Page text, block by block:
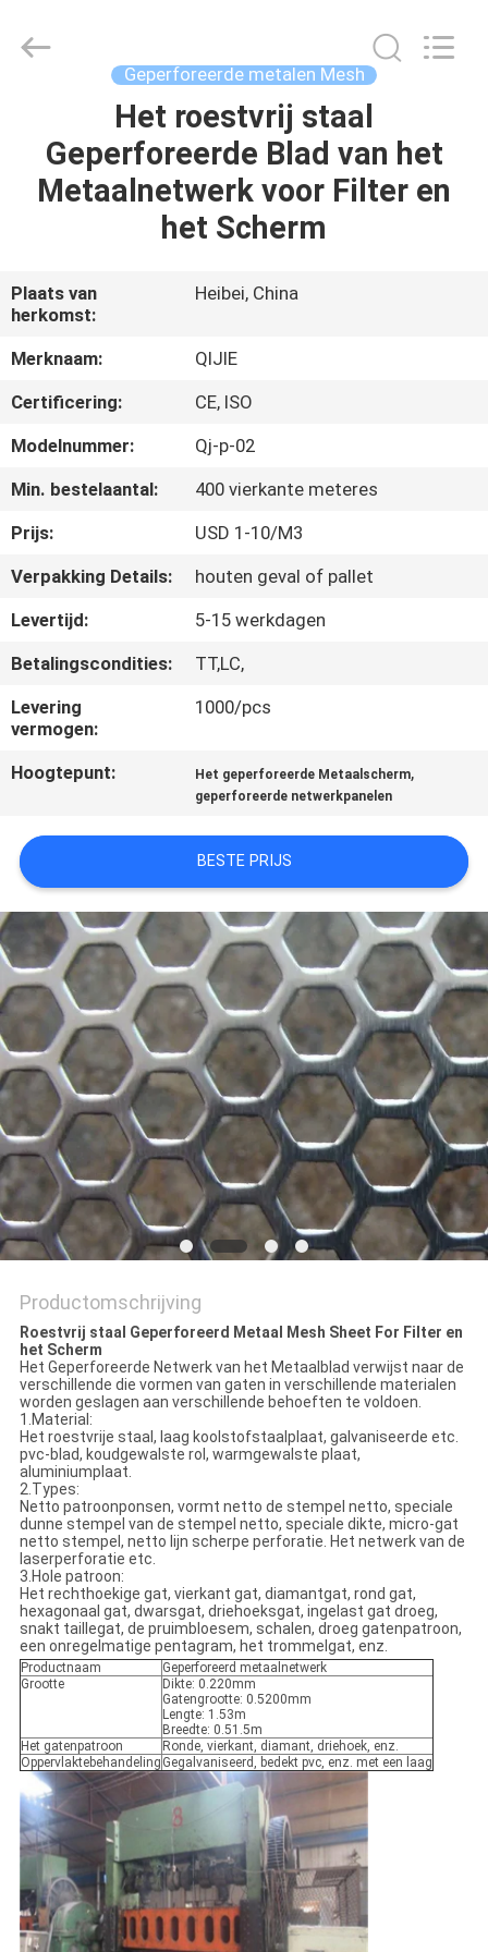
PRODUCTEN
ONS
FABRIEKSREIS
KWALITEITSCONTROLE
CONTACTEER
ONS
VERZOEK
CITAAT
SITEMAP
POLICY
Geperforeerde metalen Mesh
Het roestvrij staal
Geperforeerde Blad van het
Metaalnetwerk voor Filter en
het Scherm
Plaats van
herkomst:
Heibei, China
Merknaam:
QIJIE
Certificering:
CE, ISO
Modelnummer:
Qj-p-02
Min. bestelaantal:
400 vierkante meteres
Prijs:
USD 1-10/M3
Verpakking Details:
houten geval of pallet
Levertijd:
5-15 werkdagen
Betalingscondities:
TT,LC,
Levering
vermogen:
1000/pcs
Hoogtepunt: Het geperforeerde Metaalscherm,
geperforeerde netwerkpanelen
BESTE PRIJS
Productomschrijving
Roestvrij staal Geperforeerd Metaal Mesh Sheet For Filter en
het Scherm
Het Geperforeerde Netwerk van het Metaalblad verwijst naar de
verschillende die vormen van gaten in verschillende materialen
worden geslagen aan verschillende behoeften te voldoen.
1.Material:
Het roestvrije staal, laag koolstofstaalplaat, galvaniseerde etc.
pvc-blad, koudgewalste rol, warmgewalste plaat,
aluminiumplaat.
2.Types:
Netto patroonponsen, vormt netto de stempel netto, speciale
dunne stempel van de stempel netto, speciale dikte, micro-gat
netto stempel, netto lijn scherpe perforatie. Het netwerk van de
laserperforatie etc.
3.Hole patroon:
Het rechthoekige gat, vierkant gat, diamantgat, rond gat,
hexagonaal gat, dwarsgat, driehoeksgat, ingelast gat droeg,
snakt taillegat, de pruimbloesem, schalen, droeg gatenpatroon,
een onregelmatige pentagram, het trommelgat, enz.
Productnaam
Geperforeerd metaalnetwerk
Grootte
Dikte: 0.220mm
Gatengrootte: 0.5200mm
Lengte: 1.53m
Breedte: 0.51.5m
Het gatenpatroon
Ronde, vierkant, diamant, driehoek, enz.
Oppervlaktebehandeling Gegalvaniseerd, bedekt pvc, enz. met een laag